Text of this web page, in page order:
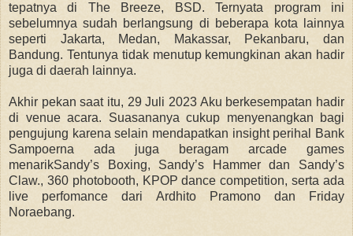
tepatnyadi The Breeze, BSD. Ternyata program ini
sebelumnya sudah berlangsung di beberapa kota lainnya
seperti Jakarta, Medan, Makassar, Pekanbaru, dan
Bandung. Tentunya tidak menutup kemungkinan akan hadir
juga di daerah lainnya.
Akhir pekan saat itu, 29 Juli 2023 Aku berkesempatan hadir
di venue acara. Suasananya cukup menyenangkan bagi
pengujung karena selain mendapatkan insight perihal Bank
Sampoerna ada juga beragam arcade games
menarikSandy’s Boxing, Sandy’s Hammer dan Sandy’s
Claw., 360 photobooth, KPOP dance competition, serta ada
live perfomance dari Ardhito Pramono dan Friday
Noraebang.